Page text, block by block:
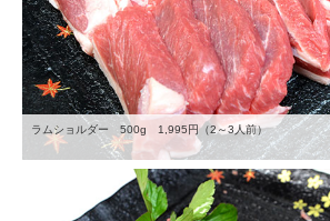
ラムショルダー 500g 1,995円（2～3人前）